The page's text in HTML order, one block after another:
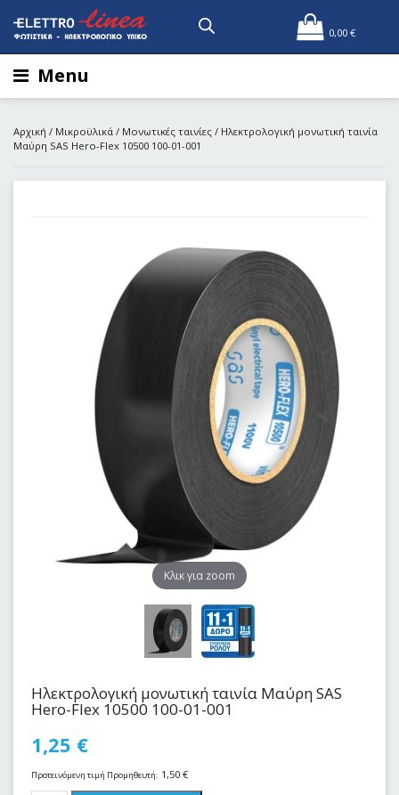
0,00 €
Menu
Αρχική / Μικροϋλικά / Μονωτικές ταινίες / Ηλεκτρολογική μονωτική ταινία
Μαύρη SAS Hero-Flex 10500 100-01-001
Kλικ για zoom
Ηλεκτρολογική μονωτική ταινία Μαύρη SAS
Hero-Flex 10500 100-01-001
1,25 €
Προτεινόμενη τιμή Προμηθευτή: 1,50 €